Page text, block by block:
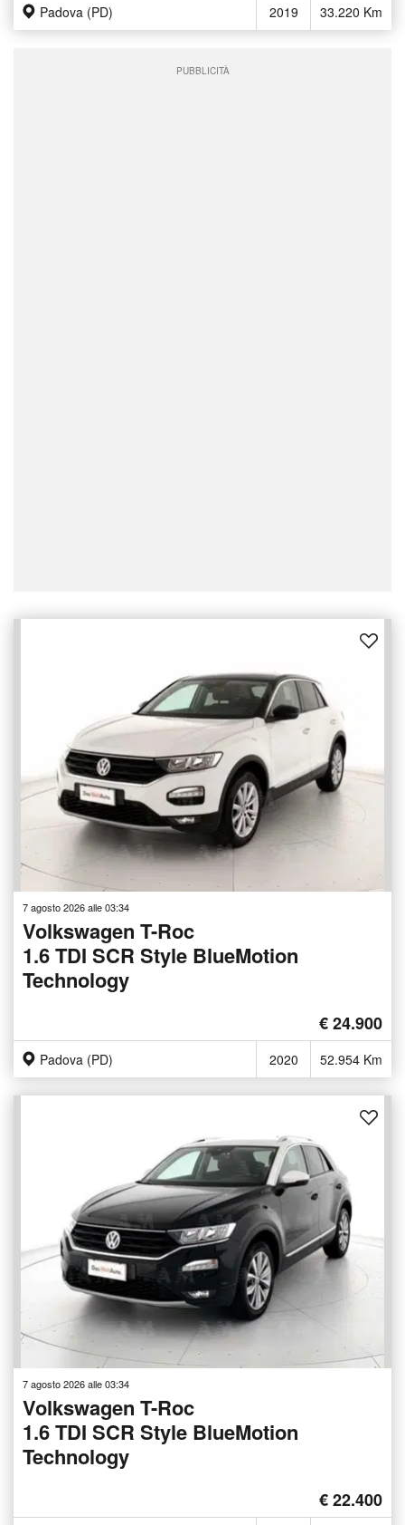
Padova (PD) 2019 33.220 Km
PUBBLICITÀ
7 agosto 2026 alle 03:34
Volkswagen T-Roc
1.6 TDI SCR Style BlueMotion
Technology
€ 24.900
Padova (PD) 2020 52.954 Km
7 agosto 2026 alle 03:34
Volkswagen T-Roc
1.6 TDI SCR Style BlueMotion
Technology
€ 22.400